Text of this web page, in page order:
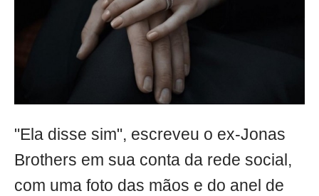
"Ela disse sim", escreveu o ex-Jonas
Brothers em sua conta da rede social,
com uma foto das mãos e do anel de